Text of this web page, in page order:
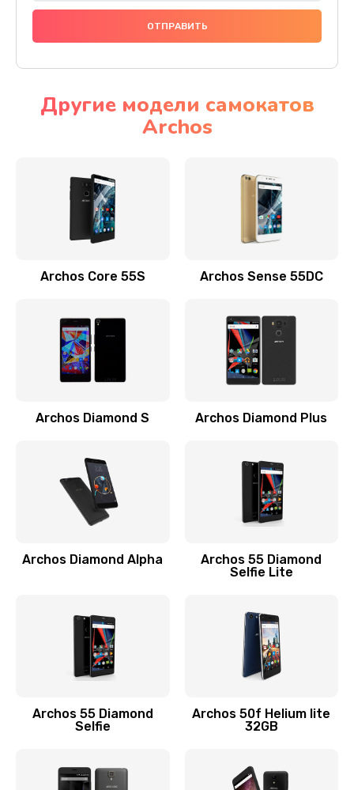
Другие модели самокатов
Archos
Archos Core 55S Archos Sense 55DC
Archos Diamond S Archos Diamond Plus
Archos Diamond Alpha
Archos 55 Diamond
Selfie Lite
Archos 55 Diamond
Selfie
Archos 50f Helium lite
32GB